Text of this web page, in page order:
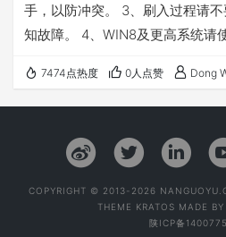
手，以防冲突。 3、刷入过程请
知故障。 4、WIN8及更高系统请
recovery存放在/dev/recovery的
留言提醒[/buy] [Downlink
7474点热度 0人点赞 Dong
COPYRIGHT © 2013-2026
THEME KRATOS MADE BY
陕ICP备